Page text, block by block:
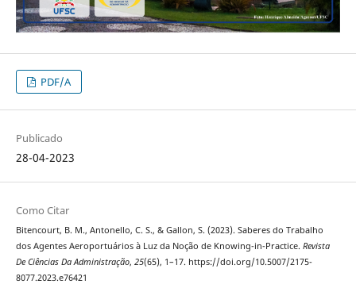
PDF/A
Publicado
28-04-2023
Como Citar
Bitencourt, B. M., Antonello, C. S., & Gallon, S. (2023). Saberes do Trabalho
dos Agentes Aeroportuários à Luz da Noção de Knowing-in-Practice. Revista
De Ciências Da Administração, 25(65), 1–17. https://doi.org/10.5007/2175-
8077.2023.e76421